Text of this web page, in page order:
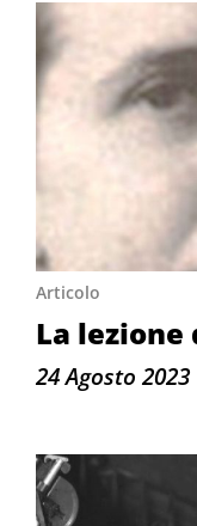
Articolo
La lezione
24 Agosto 2023